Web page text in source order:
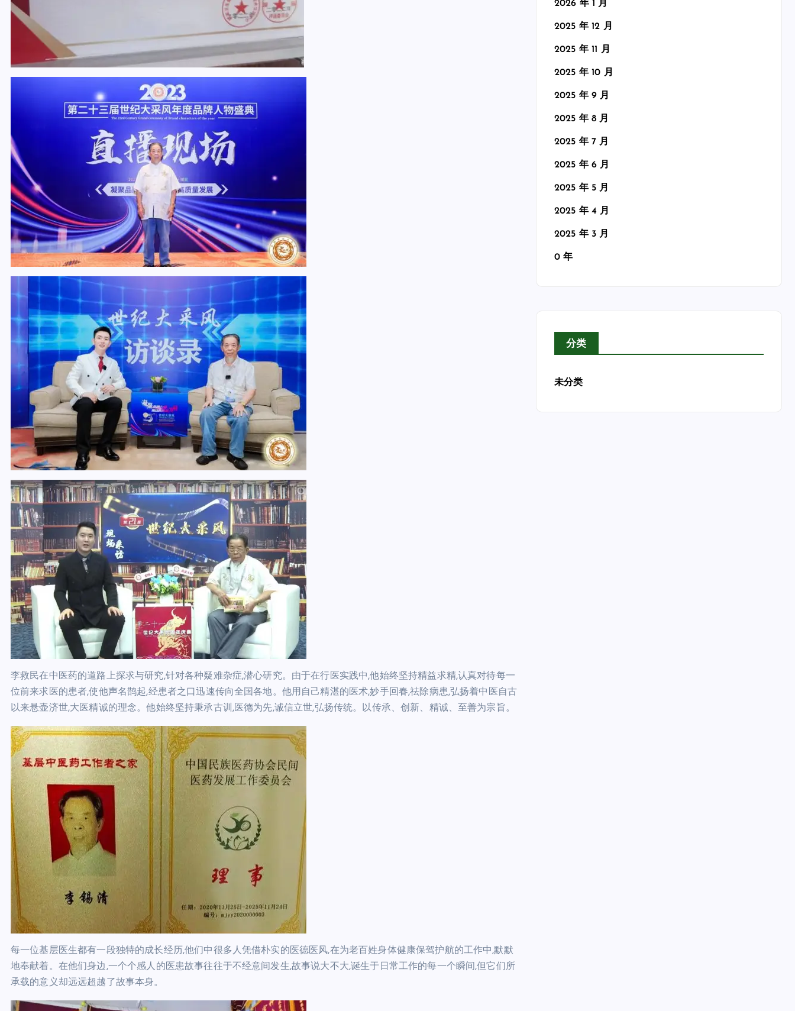
李救民在中医药的道路上探求与研究,针对各种疑难杂症,潜心研究。由于在行医实践中,他始终坚持精益求精,认真对待每一
位前来求医的患者,使他声名鹊起,经患者之口迅速传向全国各地。他用自己精湛的医术,妙手回春,祛除病患,弘扬着中医自古
以来悬壶济世,大医精诚的理念。他始终坚持秉承古训,医德为先,诚信立世,弘扬传统。以传承、创新、精诚、至善为宗旨。
每一位基层医生都有一段独特的成长经历,他们中很多人凭借朴实的医德医风,在为老百姓身体健康保驾护航的工作中,默默
地奉献着。在他们身边,一个个感人的医患故事往往于不经意间发生,故事说大不大,诞生于日常工作的每一个瞬间,但它们所
承载的意义却远远超越了故事本身。
2026 年 1 月
2025 年 12 月
2025 年 11 月
2025 年 10 月
2025 年 9 月
2025 年 8 月
2025 年 7 月
2025 年 6 月
2025 年 5 月
2025 年 4 月
2025 年 3 月
0 年
分类
未分类